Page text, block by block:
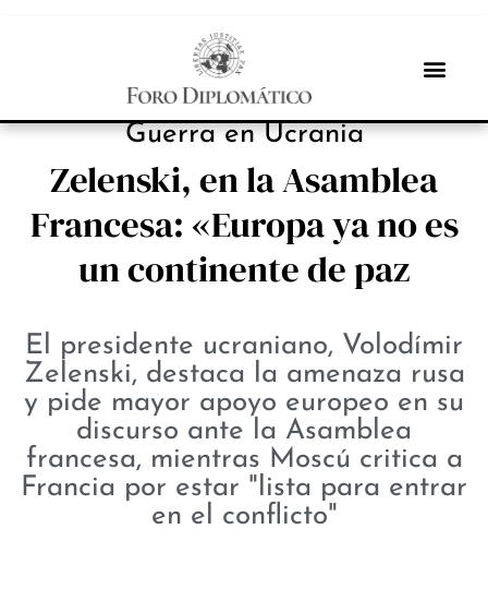
PROTAGONISTAS
Guerra en Ucrania
Zelenski, en la Asamblea
Francesa: «Europa ya no es
un continente de paz
El presidente ucraniano, Volodímir
Zelenski, destaca la amenaza rusa
y pide mayor apoyo europeo en su
discurso ante la Asamblea
francesa, mientras Moscú critica a
Francia por estar "lista para entrar
en el conflicto"